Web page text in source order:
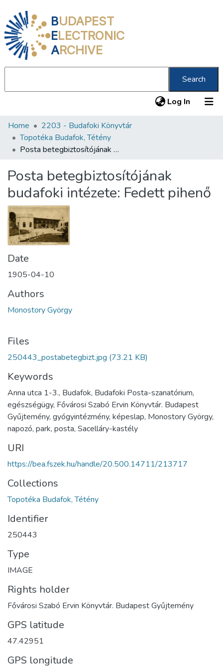
BUDAPEST
ELECTRONIC
ARCHIVE
Search
Log In (current)
Communities & Collections
All of DSpace
About us
Home
2203 - Budafoki Könyvtár
Topotéka Budafok, Tétény
Posta betegbiztosítójának budafoki intézete: Fedett pihenő
Posta betegbiztosítójának
budafoki intézete: Fedett pihenő
Date
1905-04-10
Authors
Monostory György
Files
250443_postabetegbizt.jpg (73.21 KB)
Keywords
Anna utca 1-3., Budafok, Budafoki Posta-szanatórium,
egészségügy, Fővárosi Szabó Ervin Könyvtár. Budapest
Gyűjtemény, gyógyintézmény, képeslap, Monostory György,
napozó, park, posta, Sacelláry-kastély
URI
https://bea.fszek.hu/handle/20.500.14711/213717
Collections
Topotéka Budafok, Tétény
Identifier
250443
Type
IMAGE
Rights holder
Fővárosi Szabó Ervin Könyvtár. Budapest Gyűjtemény
GPS latitude
47.42951
GPS longitude